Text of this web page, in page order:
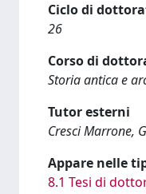
Ciclo di
26
Corso di
Storia antica e
Tutor esterni
Cresci Marrone,
Appare nelle
8.1 Tesi di